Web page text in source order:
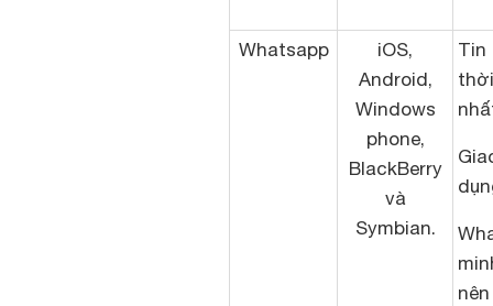
Whatsapp
iOS,
Android,
Windows
phone,
BlackBerry
và
Symbian.
Tin